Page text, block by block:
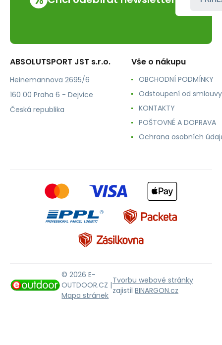
ABSOLUTSPORT JST s.r.o.
Heinemannova 2695/6
160 00 Praha 6 - Dejvice
Česká republika
Vše o nákupu
OBCHODNÍ PODMÍNKY
Odstoupení od smlouvy
KONTAKTY
POŠTOVNÉ A DOPRAVA
Ochrana osobních
© 2026 E-
OUTDOOR.CZ |
Mapa stránek
Tvorbu webové stránky
zajistil BINARGON.cz